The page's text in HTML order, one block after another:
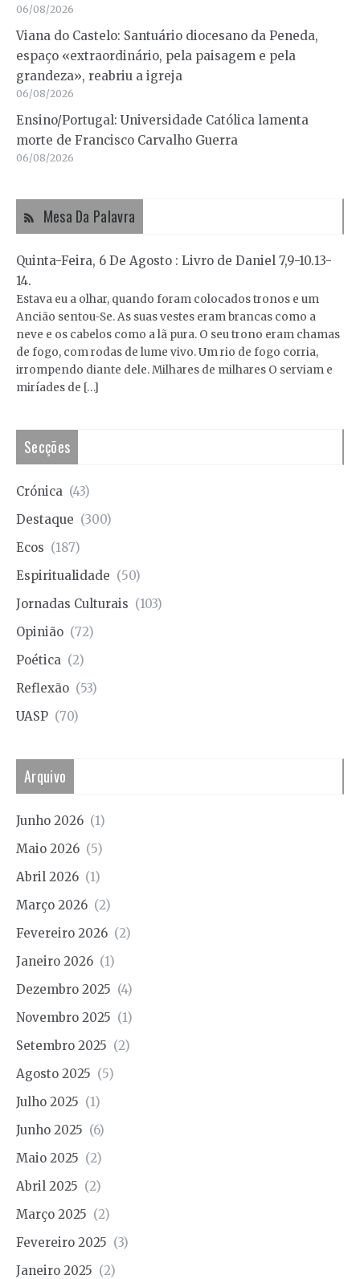
06/08/2026
Viana do Castelo: Santuário diocesano da Peneda,
espaço «extraordinário, pela paisagem e pela
grandeza», reabriu a igreja
06/08/2026
Ensino/Portugal: Universidade Católica lamenta
morte de Francisco Carvalho Guerra
06/08/2026
Mesa Da Palavra
Quinta-Feira, 6 De Agosto : Livro de Daniel 7,9-10.13-
14.
Estava eu a olhar, quando foram colocados tronos e um
Ancião sentou-Se. As suas vestes eram brancas como a
neve e os cabelos como a lã pura. O seu trono eram chamas
de fogo, com rodas de lume vivo. Um rio de fogo corria,
irrompendo diante dele. Milhares de milhares O serviam e
miríades de […]
Secções
Crónica (43)
Destaque (300)
Ecos (187)
Espiritualidade (50)
Jornadas Culturais (103)
Opinião (72)
Poética (2)
Reflexão (53)
UASP (70)
Arquivo
Junho 2026 (1)
Maio 2026 (5)
Abril 2026 (1)
Março 2026 (2)
Fevereiro 2026 (2)
Janeiro 2026 (1)
Dezembro 2025 (4)
Novembro 2025 (1)
Setembro 2025 (2)
Agosto 2025 (5)
Julho 2025 (1)
Junho 2025 (6)
Maio 2025 (2)
Abril 2025 (2)
Março 2025 (2)
Fevereiro 2025 (3)
Janeiro 2025 (2)